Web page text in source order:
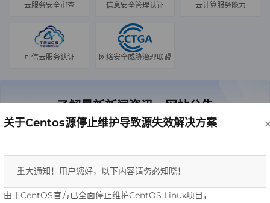
云服务安全审查 信息安全管理认证 云计算服务能力
可信云服务认证 网络安全威胁治理联盟
了解最新新闻资讯、网站公告
资讯公告、产品发布，汇聚前沿的云计算技术
服务条款
关于Centos源停止维护导致源失效解决方案
重大通知！用户您好，以下内容请务必知晓！
由于CentOS官方已全面停止维护CentOS Linux项目，